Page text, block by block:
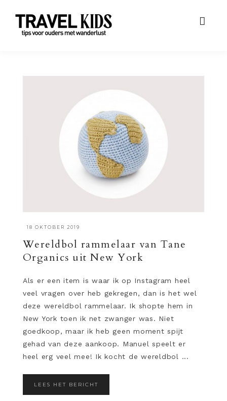
·18 OKTOBER 2019
Wereldbol rammelaar van Tane
Organics uit New York
Als er een item is waar ik op Instagram heel
veel vragen over heb gekregen, dan is het wel
deze wereldbol rammelaar. Ik shopte hem in
New York toen ik net zwanger was. Niet
goedkoop, maar ik heb geen moment spijt
gehad van deze aankoop. Manuel speelt er
heel erg veel mee! Ik kocht de wereldbol ...
LEES HET BERICHT